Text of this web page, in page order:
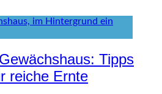
Tipps
reiche Ernte